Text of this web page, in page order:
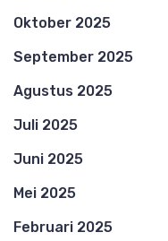
Oktober 2025
September 2025
Agustus 2025
Juli 2025
Juni 2025
Mei 2025
Februari 2025